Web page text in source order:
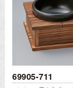
69905-711